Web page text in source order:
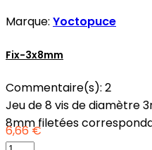
Marque: Yoctopuce
Fix-3x8mm
Commentaire(s): 2
Jeu de 8 vis de diamètre
8mm filetées
6,66 €